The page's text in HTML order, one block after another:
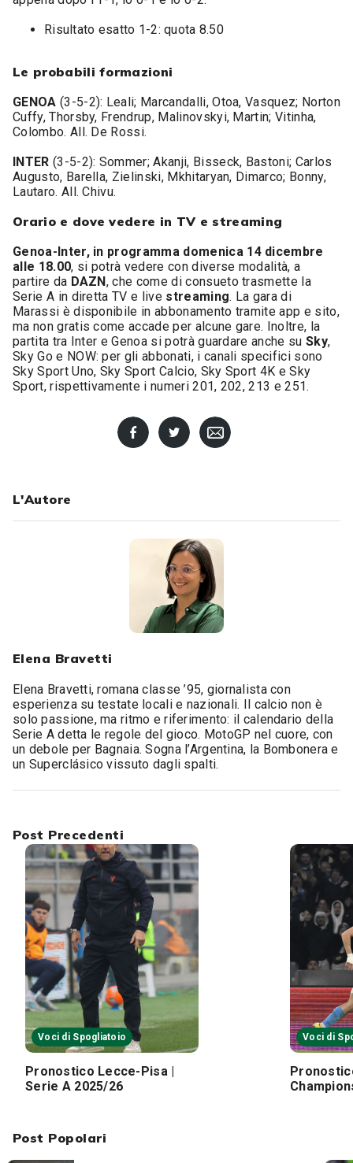
Risultato esatto 1-2: quota 8.50
Le probabili formazioni
GENOA (3-5-2): Leali; Marcandalli, Otoa, Vasquez; Norton
Cuffy, Thorsby, Frendrup, Malinovskyi, Martin; Vitinha,
Colombo. All. De Rossi.
INTER (3-5-2): Sommer; Akanji, Bisseck, Bastoni; Carlos
Augusto, Barella, Zielinski, Mkhitaryan, Dimarco; Bonny,
Lautaro. All. Chivu.
Orario e dove vedere in TV e streaming
Genoa-Inter, in programma domenica 14 dicembre
alle 18.00, si potrà vedere con diverse modalità, a
partire da DAZN, che come di consueto trasmette la
Serie A in diretta TV e live streaming. La gara di
Marassi è disponibile in abbonamento tramite app e sito,
ma non gratis come accade per alcune gare. Inoltre, la
partita tra Inter e Genoa si potrà guardare anche su Sky,
Sky Go e NOW: per gli abbonati, i canali specifici sono
Sky Sport Uno, Sky Sport Calcio, Sky Sport 4K e Sky
Sport, rispettivamente i numeri 201, 202, 213 e 251.
L'Autore
Elena Bravetti
Elena Bravetti, romana classe ’95, giornalista con
esperienza su testate locali e nazionali. Il calcio non è
solo passione, ma ritmo e riferimento: il calendario della
Serie A detta le regole del gioco. MotoGP nel cuore, con
un debole per Bagnaia. Sogna l’Argentina, la Bombonera e
un Superclásico vissuto dagli spalti.
Post Popolari
Post Precedenti
Voci di Spogliatoio
Pronostico Lecce-Pisa |
Serie A 2025/26
Voci di